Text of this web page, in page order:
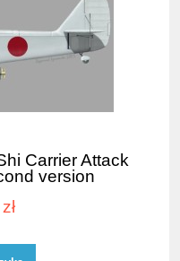
Carrier Attack
version